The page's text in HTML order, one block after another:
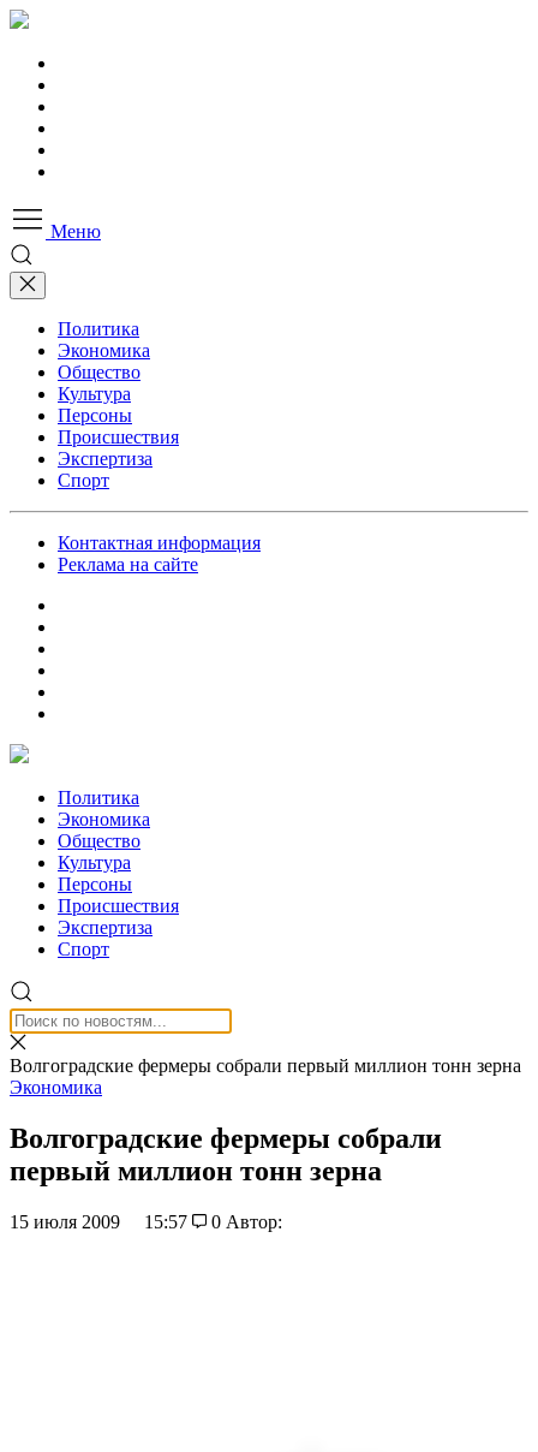
Меню
Политика
Экономика
Общество
Культура
Персоны
Происшествия
Экспертиза
Спорт
Контактная информация
Реклама на сайте
Политика
Экономика
Общество
Культура
Персоны
Происшествия
Экспертиза
Спорт
Волгоградские фермеры собрали первый миллион тонн зерна
Экономика
Волгоградские фермеры собрали
первый миллион тонн зерна
15 июля 2009 15:57 0 Автор: